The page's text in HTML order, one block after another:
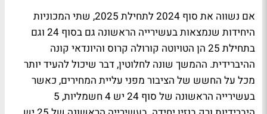
אם נשווה את סוף 2024 לתחילת 2025, שתי המכוניות
היחידות שנמצאות בעשירייה הראשונה גם בסוף 24 וגם
בתחילת 25 הן הטויוטה קורולה קרוס והיונדאי קונה
ההיברידית. ההמשך שונה לחלוטין, דבר שיכול להעיד יותר
מכל על החשש של הציבור מפני עליית המחירים, כאשר
בעשירייה הראשונה של סוף 24 יש 4 חשמליות, 5